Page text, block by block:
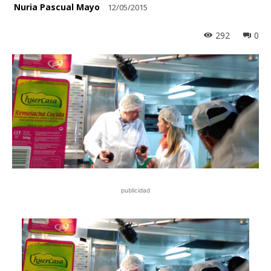
Nuria Pascual Mayo 12/05/2015
0
292
publicidad